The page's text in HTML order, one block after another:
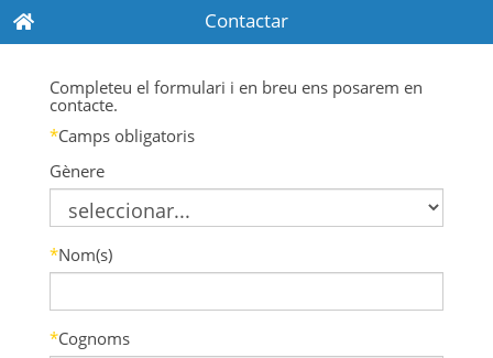
Contactar
Completeu el formulari i en breu ens posarem en
contacte.
*Camps obligatoris
Gènere
*Nom(s)
*Cognoms